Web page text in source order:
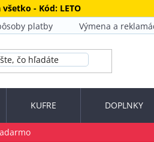
všetko - Kód: LETO
platby Výmena a
KUFRE DOPLNKY